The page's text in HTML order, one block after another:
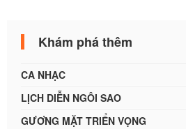
Khám phá thêm
CA NHẠC
LỊCH DIỄN NGÔI SAO
GƯƠNG MẶT TRIỂN VỌNG